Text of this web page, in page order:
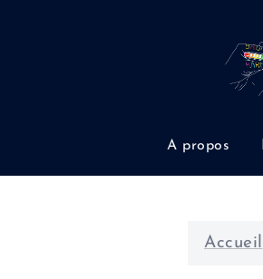
A propos
Accueil